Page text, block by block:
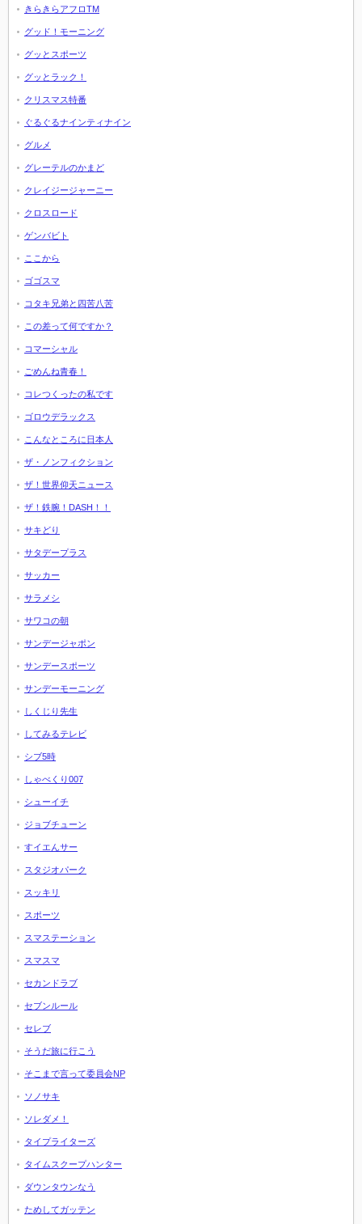
きらきらアフロTM
グッド！モーニング
グッとスポーツ
グッとラック！
クリスマス特番
ぐるぐるナインティナイン
グルメ
グレーテルのかまど
クレイジージャーニー
クロスロード
ゲンバビト
ここから
ゴゴスマ
コタキ兄弟と四苦八苦
この差って何ですか？
コマーシャル
ごめんね青春！
コレつくったの私です
ゴロウデラックス
こんなところに日本人
ザ・ノンフィクション
ザ！世界仰天ニュース
ザ！鉄腕！DASH！！
サキどり
サタデープラス
サッカー
サラメシ
サワコの朝
サンデージャポン
サンデースポーツ
サンデーモーニング
しくじり先生
してみるテレビ
シブ5時
しゃべくり007
シューイチ
ジョブチューン
すイエんサー
スタジオパーク
スッキリ
スポーツ
スマステーション
スマスマ
セカンドラブ
セブンルール
セレブ
そうだ旅に行こう
そこまで言って委員会NP
ソノサキ
ソレダメ！
タイプライターズ
タイムスクープハンター
ダウンタウンなう
ためしてガッテン